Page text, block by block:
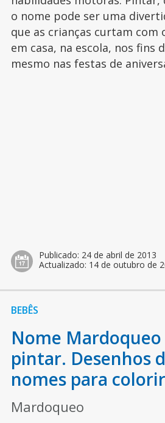
o nome pode ser uma
que as crianças curtam com
em casa, na escola, nos fins
mesmo nas festas de
Publicado: 24 de abril de 2013
Actualizado: 14 de outubro de
BEBÊS
Nome Mardoqueo
pintar. Desenhos
nomes para colorir
Mardoqueo